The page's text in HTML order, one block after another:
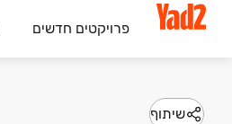
פרויקטים חדשים
שיתוף